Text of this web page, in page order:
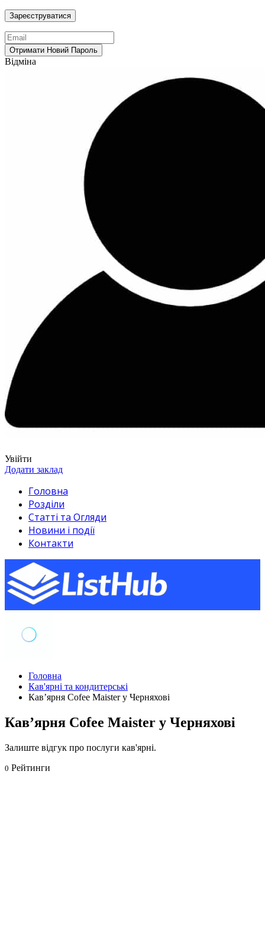
Відміна
Увійти
Додати заклад
Головна
Розділи
Статті та Огляди
Новини і події
Контакти
Головна
Кав'ярні та кондитерські
Кав’ярня Cofee Maister у Черняхові
Кав’ярня Cofee Maister у Черняхові
Залиште відгук про послуги кав'ярні.
0 Рейтинги